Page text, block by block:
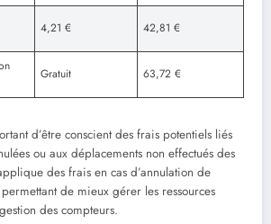
4,21 € 42,81 €
Gratuit 63,72 €
d’être conscient des frais potentiels liés
ou aux déplacements non effectués des
des frais en cas d’annulation de
de mieux gérer les ressources
des compteurs.